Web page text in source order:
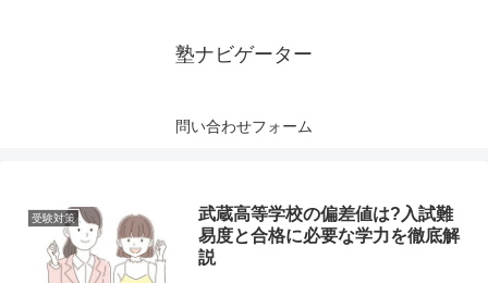
塾ナビゲーター
問い合わせフォーム
受験対策
武蔵高等学校の偏差値は?入試難
易度と合格に必要な学力を徹底解
説